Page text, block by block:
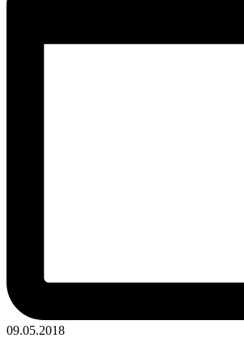
09.05.2018